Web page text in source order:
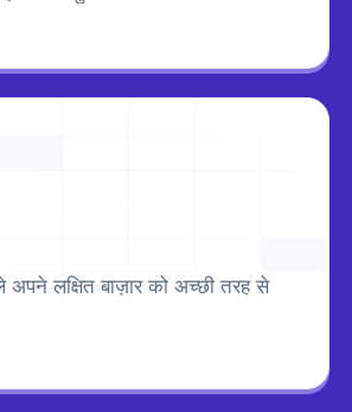
लक्षित बाज़ार को अच्छी तरह से